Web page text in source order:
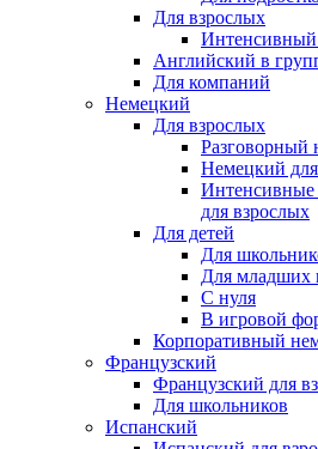
Для взрослых
Интенсивный
Английский в
Для компаний
Немецкий
Для взрослых
Разговорный
Немецкий
Интенсивные
для взрослых
Для детей
Для
Для младших
С нуля
В игровой
Корпоративный
Французский
Французский для
Для школьников
Испанский